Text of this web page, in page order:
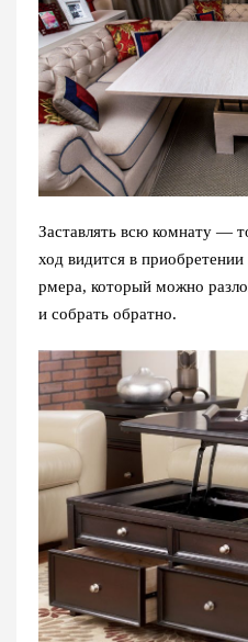
Заставлять всю комнату —
ход видится в
рмера, который можно
и собрать обратно.